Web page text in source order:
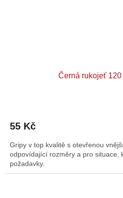
Černá rukojeť 120
55 Kč
Gripy v top kvalitě s otevřenou
odpovídající rozměry a pro situace,
požadavky.